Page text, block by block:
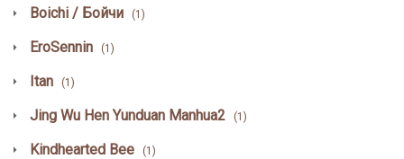
Boichi / Бойчи (1)
EroSennin (1)
Itan (1)
Jing Wu Hen Yunduan Manhua2 (1)
Kindhearted Bee (1)